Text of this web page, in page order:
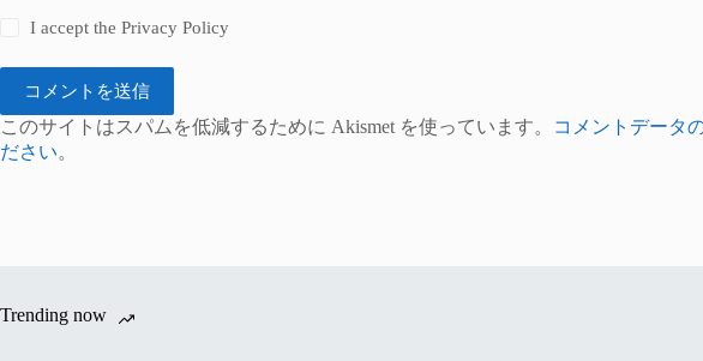
I accept thePrivacy Policy
コメントを送信
このサイトはスパムを低減するために Akismet を使っています。
コメントデータ
ださい。
Trending now